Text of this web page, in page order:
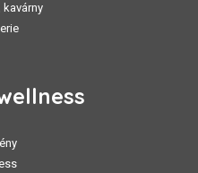
kavárny